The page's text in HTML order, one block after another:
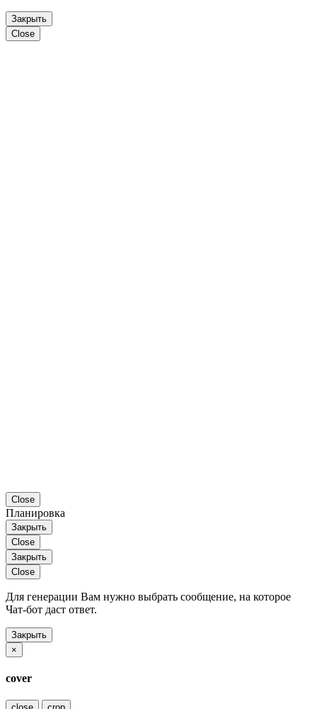
Закрыть
Close
Close
Планировка
Закрыть
Close
Закрыть
Close
Для генерации Вам нужно выбрать сообщение, на которое
Чат-бот даст ответ.
Закрыть
×
cover